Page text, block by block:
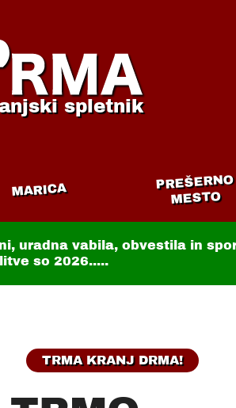
spletnik
MARICA PREŠERNO
MESTO
, uradna vabila, obvestila in
so 2026.....
TRMA KRANJ DRMA!